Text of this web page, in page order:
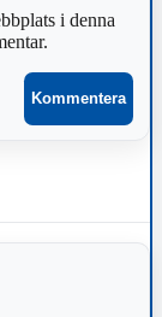
i denna